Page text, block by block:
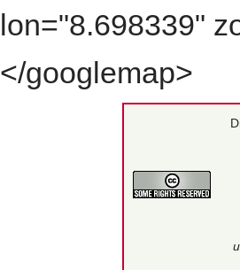
lon="8.698339"
</googlemap>